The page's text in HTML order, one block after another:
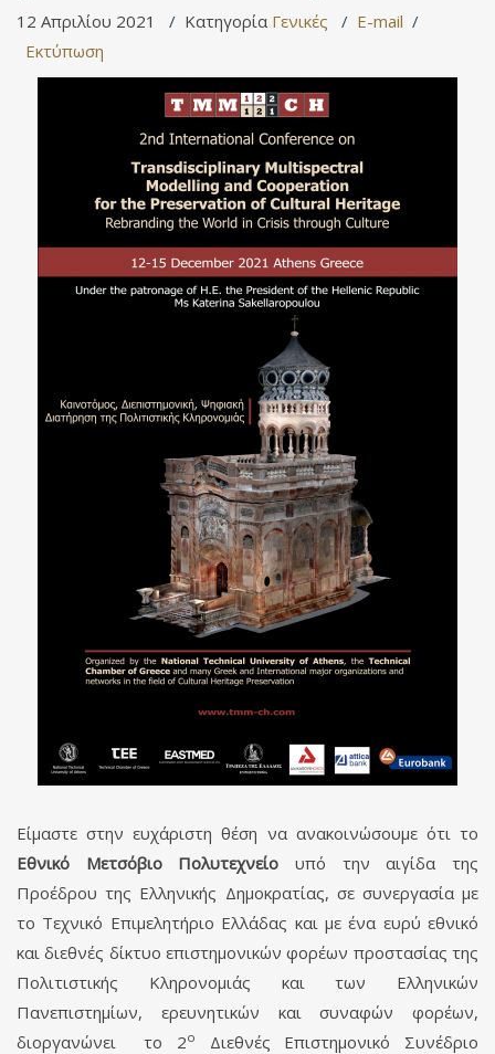
12 Απριλίου 2021 Κατηγορία Γενικές
E-mail
Εκτύπωση
Είμαστε στην ευχάριστη θέση να ανακοινώσουμε ότι το
Εθνικό Μετσόβιο Πολυτεχνείο υπό την αιγίδα της
Προέδρου της Ελληνικής Δημοκρατίας, σε συνεργασία με
το Τεχνικό Επιμελητήριο Ελλάδας και με ένα ευρύ εθνικό
και διεθνές δίκτυο επιστημονικών φορέων προστασίας της
Πολιτιστικής Κληρονομιάς και των Ελληνικών
Πανεπιστημίων, ερευνητικών και συναφών φορέων,
διοργανώνει το 2ο
Διεθνές Επιστημονικό Συνέδριο